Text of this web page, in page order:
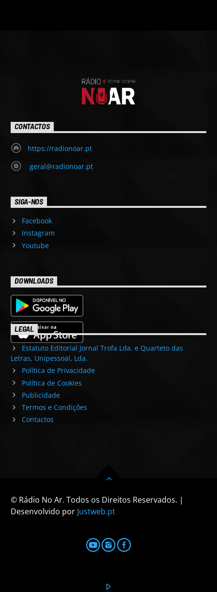
CONTACTOS
https://radionoar.pt
geral@radionoar.pt
SIGA-NOS
Facebook
Instagram
Youtube
DOWNLOADS
LEGAL
Estatuto Editorial Jornal Trofa Lda. e Quarteto das
Letras, Unipessoal, Lda.
Política de Privacidade
Política de Cookies
Publicidade
Termos e Condições
Contactos
© Rádio No Ar. Todos os Direitos Reservados. |
Desenvolvido por Justweb.pt